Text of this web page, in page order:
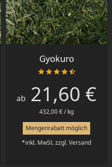
Gyokuro

Preis
ab 21,60 €
432,00 € / kg
Mengenrabatt möglich
*inkl. MwSt. zzgl. Versand